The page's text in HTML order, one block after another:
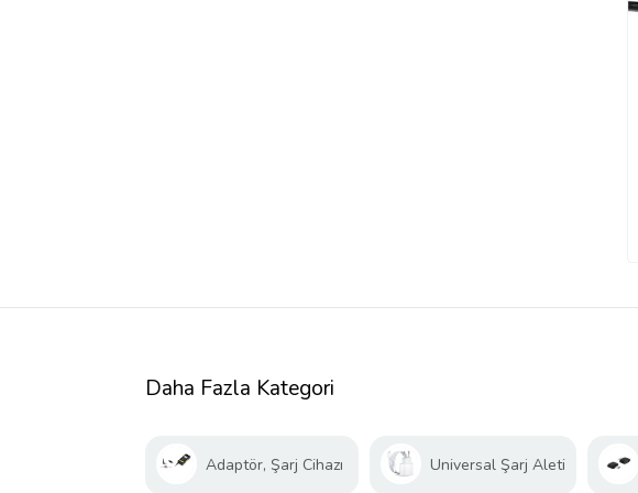
Daha Fazla Kategori
Adaptör, Şarj Cihazı Universal Şarj Aleti